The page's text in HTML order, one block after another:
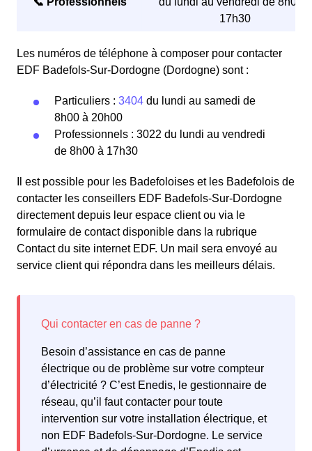
17h30
Les numéros de téléphone à composer pour contacter
EDF Badefols-Sur-Dordogne (Dordogne) sont :
Particuliers : 3404 du lundi au samedi de
8h00 à 20h00
Professionnels : 3022 du lundi au vendredi
de 8h00 à 17h30
Il est possible pour les Badefoloises et les Badefolois de
contacter les conseillers EDF Badefols-Sur-Dordogne
directement depuis leur espace client ou via le
formulaire de contact disponible dans la rubrique
Contact du site internet EDF. Un mail sera envoyé au
service client qui répondra dans les meilleurs délais.
Besoin d’assistance en cas de panne
électrique ou de problème sur votre compteur
d’électricité ? C’est Enedis, le gestionnaire de
réseau, qu’il faut contacter pour toute
intervention sur votre installation électrique, et
non EDF Badefols-Sur-Dordogne. Le service